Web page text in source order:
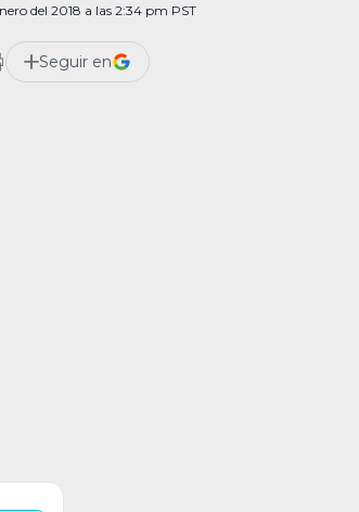
anuncios que se han
Windows 10. Si […]
del 2018 a las 2:34 pm PST
Seguir en